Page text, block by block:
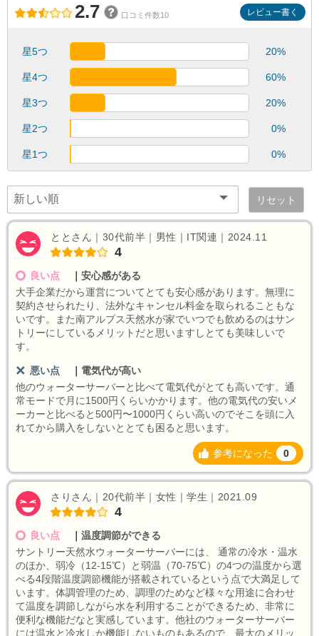
2.7 口コミ件数10 レビュー書く
星5つ 20%
星4つ 60%
星3つ 20%
星2つ 0%
星1つ 0%
リセット
ととさん｜30代前半｜男性｜IT関連｜2024.11
4
良い点
安心感がある
大手企業だから運営についてとても安心感があります。無理に
契約させられたり、法外なキャンセル料金を取られることもな
いです。また南アルプス天然水が家でいつでも飲めるのはサン
トリーにしているメリットだと思いますしとても美味しいで
す。
悪い点
電気代が高い
他のウォーターサーバーと比べて電気代がとても高いです。通
常モードで月に1500円くらいかかります。他の電気代の安いメ
ーカーと比べると500円〜1000円くらい高いのでそこを頭に入
れてから購入をしないととても困ると思います。
参考になった 0
さりさん｜20代前半｜女性｜学生｜2021.09
4
良い点
温度調節ができる
サントリー天然水ウォーターサーバーには、 通常の冷水・温水
のほか、弱冷（12-15℃）と弱温（70-75℃）の4つの温度から選
べる4段階温度調節機能が搭載されているという点で大満足して
います。体調管理のため、調理のためなど様々な用途に合わせ
て温度を調節しながら水を利用することができるため、非常に
便利な機能だなと実感しています。他社のウォーターサーバー
には温水と冷水しか機能しないものもあるので、最大のメリッ